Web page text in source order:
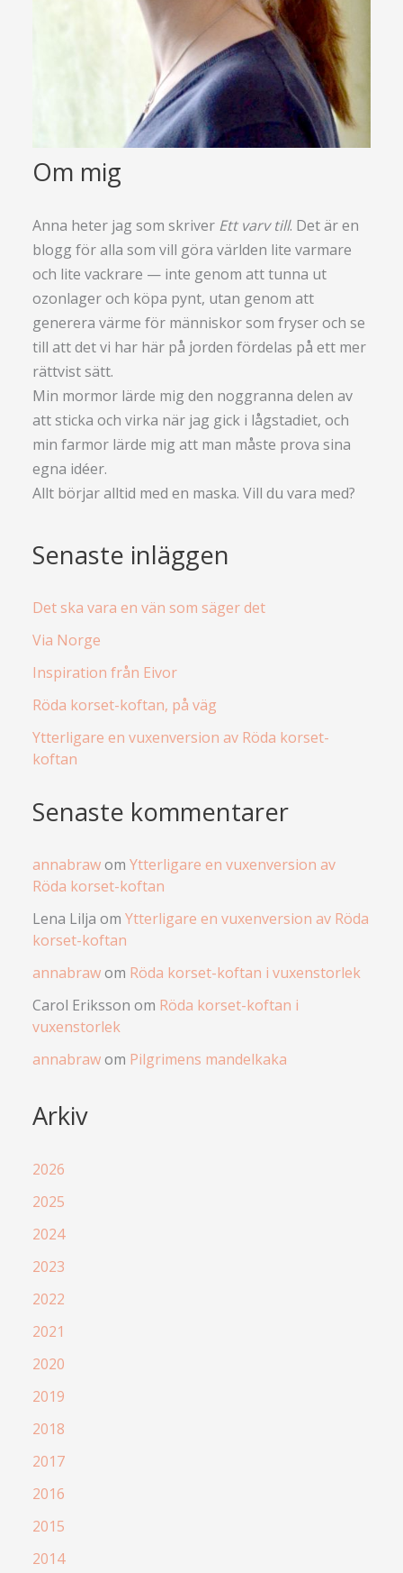
Om mig
Anna heter jag som skriver Ett varv till. Det är en
blogg för alla som vill göra världen lite varmare
och lite vackrare — inte genom att tunna ut
ozonlager och köpa pynt, utan genom att
generera värme för människor som fryser och se
till att det vi har här på jorden fördelas på ett mer
rättvist sätt.
Min mormor lärde mig den noggranna delen av
att sticka och virka när jag gick i lågstadiet, och
min farmor lärde mig att man måste prova sina
egna idéer.
Allt börjar alltid med en maska. Vill du vara med?
Senaste inläggen
Det ska vara en vän som säger det
Via Norge
Inspiration från Eivor
Röda korset-koftan, på väg
Ytterligare en vuxenversion av Röda korset-
koftan
Senaste kommentarer
annabrawom Ytterligare en vuxenversion av
Röda korset-koftan
Lena Lilja om Ytterligare en vuxenversion av Röda
korset-koftan
annabrawom Röda korset-koftan i vuxenstorlek
Carol Eriksson om Röda korset-koftan i
vuxenstorlek
annabrawom Pilgrimens mandelkaka
Arkiv
2026
2025
2024
2023
2022
2021
2020
2019
2018
2017
2016
2015
2014